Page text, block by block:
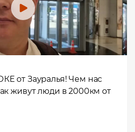
от Зауралья! Чем нас
живут люди в 2000км от